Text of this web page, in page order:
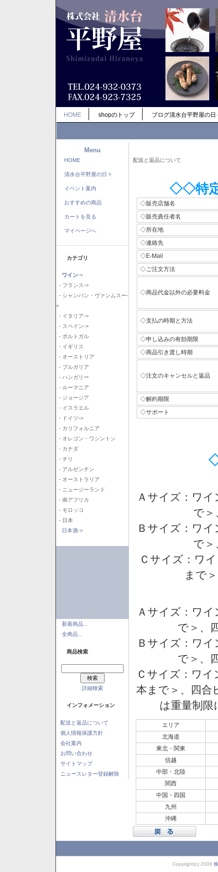
HOME shopのトップ ブログ清水台平野屋の日
Menu
HOME
清水台平野屋の日々
イベント案内
おすすめの商品
カートを見る
マイページへ
カテゴリ
ワイン->
- フランス->
- シャンパン・ヴァンムスー-
>
- イタリア->
- スペイン->
- ポルトガル
- イギリス
- オーストリア
- ブルガリア
- ハンガリー
- ルーマニア
- ジョージア
- イスラエル
- ドイツ->
- カリフォルニア
- オレゴン・ワシントン
- カナダ
- チリ
- アルゼンチン
- オーストラリア
- ニュージーランド
- 南アフリカ
- モロッコ
- 日本
日本酒->
新着商品...
全商品...
商品検索
詳細検索
インフォメーション
配送と返品について
個人情報保護方針
会社案内
お問い合わせ
サイトマップ
ニュースレター登録解除
配送と返品について
◇◇特
◇販売店舗名
◇販売責任者名
◇所在地
◇連絡先
◇E-Mail
◇ご注文方法
◇商品代金以外の必要料金
◇支払の時期と方法
◇申し込みの有効期限
◇商品引き渡し時期
◇注文のキャンセルと返品
◇解約期限
◇サポート
Ａサイズ：ワ
で
Ｂサイズ：ワ
で
Ｃサイズ：ワ
まで
Ａサイズ：ワ
で＞、
Ｂサイズ：ワ
で＞、
Ｃサイズ：ワイ
本まで＞、四
は重量制
エリア
北海道
東北・関東
信越
中部・北陸
関西
中国・四国
九州
沖縄
Copyright(c) 2008